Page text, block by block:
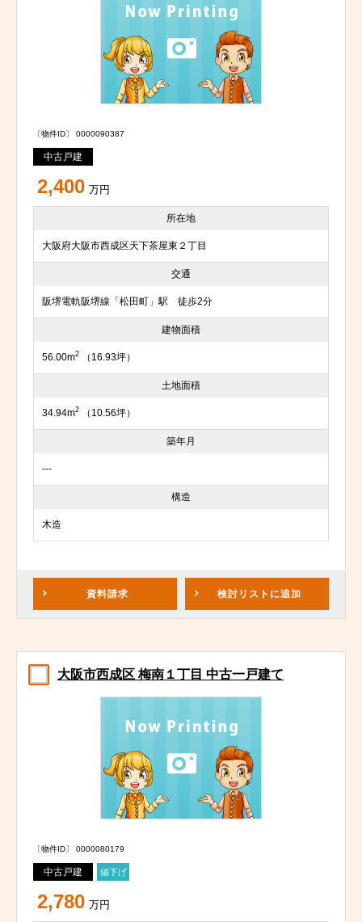
〔物件ID〕 0000090387
中古戸建
2,400 万円
所在地
大阪府大阪市西成区天下茶屋東２丁目
交通
阪堺電軌阪堺線「松田町」駅 徒歩2分
建物面積
56.00m2 （16.93坪）
土地面積
34.94m2 （10.56坪）
築年月
---
構造
木造
資料請求 検討リスト に追加
大阪市西成区 梅南１丁目 中古一戸建て
〔物件ID〕 0000080179
中古戸建 値下げ
2,780 万円